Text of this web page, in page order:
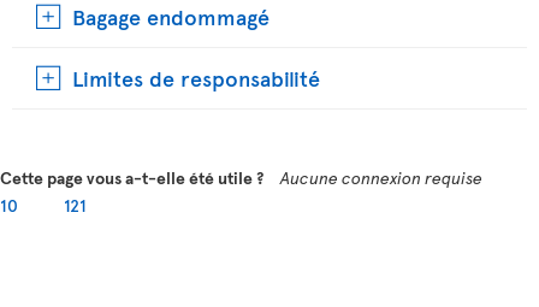
Bagage endommagé
Limites de responsabilité
Cette page vous a-t-elle été utile ?
Aucune connexion requise
10
121